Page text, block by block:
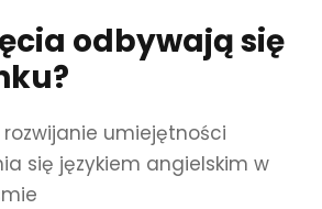
odbywają się
umiejętności
się językiem angielskim w